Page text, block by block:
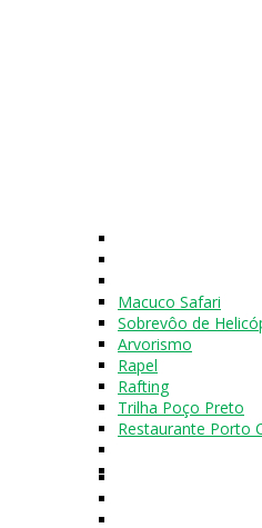
Macuco Safari
Sobrevôo de
Arvorismo
Rapel
Rafting
Trilha Poço Preto
Restaurante Porto